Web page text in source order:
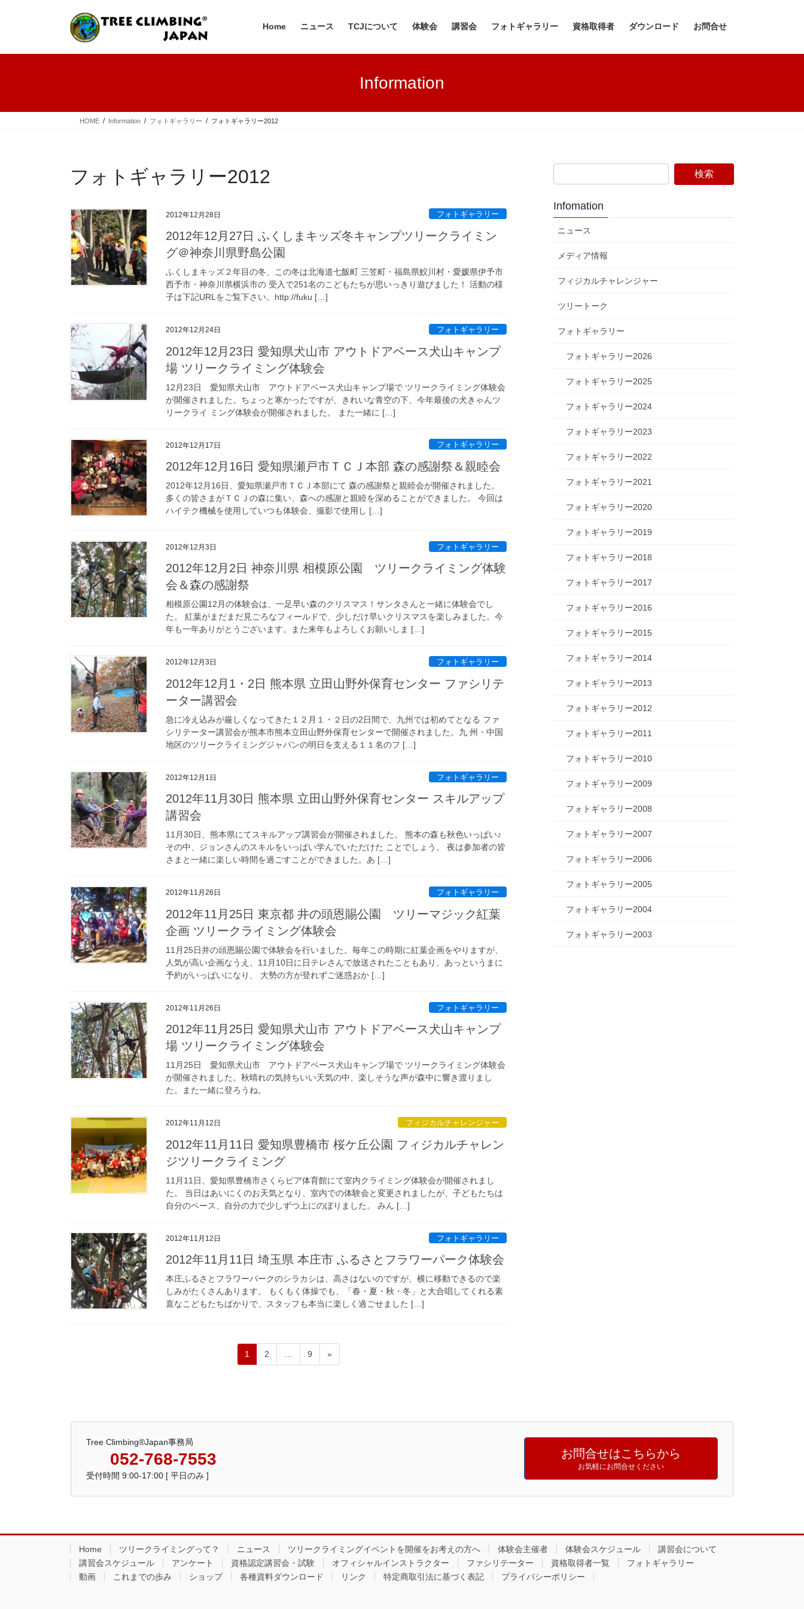
ツ
シ
Home ニュース TCJについて 体験会 講習会 フォトギャラリー 資格取得者 ダウンロード お問合せ
Information
HOME Information フォトギャラリー フォトギャラリー2012
フォトギャラリー2012
2012年12月28日 フォトギャラリー
2012年12月27日 ふくしまキッズ冬キャンプツリークライミン
グ＠神奈川県野島公園
ふくしまキッズ２年目の冬、この冬は北海道七飯町 三笠町・福島県鮫川村・愛媛県伊予市
西予市・神奈川県横浜市の 受入で251名のこどもたちが思いっきり遊びました！ 活動の様
子は下記URLをご覧下さい。http://fuku […]
2012年12月24日 フォトギャラリー
2012年12月23日 愛知県犬山市 アウトドアベース犬山キャンプ
場 ツリークライミング体験会
12月23日 愛知県犬山市 アウトドアベース犬山キャンプ場で ツリークライミング体験会
が開催されました。ちょっと寒かったですが、きれいな青空の下、今年最後の犬きゃんツ
リークライ ミング体験会が開催されました。 また一緒に […]
2012年12月17日 フォトギャラリー
2012年12月16日 愛知県瀬戸市ＴＣＪ本部 森の感謝祭＆親睦会
2012年12月16日、愛知県瀬戸市ＴＣＪ本部にて 森の感謝祭と親睦会が開催されました。
多くの皆さまがＴＣＪの森に集い、森への感謝と親睦を深めることができました。 今回は
ハイテク機械を使用していつも体験会、撮影で使用し […]
2012年12月3日 フォトギャラリー
2012年12月2日 神奈川県 相模原公園 ツリークライミング体験
会＆森の感謝祭
相模原公園12月の体験会は、一足早い森のクリスマス！サンタさんと一緒に体験会でし
た。 紅葉がまだまだ見ごろなフィールドで、少しだけ早いクリスマスを楽しみました。今
年も一年ありがとうございます。また来年もよろしくお願いしま […]
2012年12月3日 フォトギャラリー
2012年12月1・2日 熊本県 立田山野外保育センター ファシリテ
ーター講習会
急に冷え込みが厳しくなってきた１２月１・２日の2日間で、九州では初めてとなる ファ
シリテーター講習会が熊本市熊本立田山野外保育センターで開催されました。九 州・中国
地区のツリークライミングジャパンの明日を支える１１名のフ […]
2012年12月1日 フォトギャラリー
2012年11月30日 熊本県 立田山野外保育センター スキルアップ
講習会
11月30日、熊本県にてスキルアップ講習会が開催されました。 熊本の森も秋色いっぱい♪
その中、ジョンさんのスキルをいっぱい学んでいただけた ことでしょう。 夜は参加者の皆
さまと一緒に楽しい時間を過ごすことができました。あ […]
2012年11月26日 フォトギャラリー
2012年11月25日 東京都 井の頭恩賜公園 ツリーマジック紅葉
企画 ツリークライミング体験会
11月25日井の頭恩賜公園で体験会を行いました。毎年この時期に紅葉企画をやりますが、
人気が高い企画なうえ、11月10日に日テレさんで放送されたこともあり、あっというまに
予約がいっぱいになり、 大勢の方が登れずご迷惑おか […]
2012年11月26日 フォトギャラリー
2012年11月25日 愛知県犬山市 アウトドアベース犬山キャンプ
場 ツリークライミング体験会
11月25日 愛知県犬山市 アウトドアベース犬山キャンプ場で ツリークライミング体験会
が開催されました。秋晴れの気持ちいい天気の中、楽しそうな声が森中に響き渡りまし
た。また一緒に登ろうね。
2012年11月12日 フィジカルチャレンジャー
2012年11月11日 愛知県豊橋市 桜ケ丘公園 フィジカルチャレン
ジツリークライミング
11月11日、愛知県豊橋市さくらピア体育館にて室内クライミング体験会が開催されまし
た。 当日はあいにくのお天気となり、室内での体験会と変更されましたが、子どもたちは
自分のペース、自分の力で少しずつ上にのぼりました。 みん […]
2012年11月12日 フォトギャラリー
2012年11月11日 埼玉県 本庄市 ふるさとフラワーパーク体験会
本庄ふるさとフラワーパークのシラカシは、高さはないのですが、横に移動できるので楽
しみがたくさんあります。 もくもく体操でも、「春・夏・秋・冬」と大合唱してくれる素
直なこどもたちばかりで、スタッフも本当に楽しく過ごせました […]
固
定
1
固
定
2
固
定
9 »
Infomation
ニュース
メディア情報
フィジカルチャレンジャー
ツリートーク
フォトギャラリー
フォトギャラリー2026
フォトギャラリー2025
フォトギャラリー2024
フォトギャラリー2023
フォトギャラリー2022
フォトギャラリー2021
フォトギャラリー2020
フォトギャラリー2019
フォトギャラリー2018
フォトギャラリー2017
フォトギャラリー2016
フォトギャラリー2015
フォトギャラリー2014
フォトギャラリー2013
フォトギャラリー2012
フォトギャラリー2011
フォトギャラリー2010
フォトギャラリー2009
フォトギャラリー2008
フォトギャラリー2007
フォトギャラリー2006
フォトギャラリー2005
フォトギャラリー2004
フォトギャラリー2003
Tree Climbing®Japan事務局
052-768-7553
受付時間 9:00-17:00 [ 平日のみ ]
お問合せはこちらから
お気軽にお問合せください
Home ツリークライミングって？ ニュース ツリークライミングイベントを開催をお考えの方へ 体験会主催者 体験会スケジュール
講習会について
講習会スケジュール
アンケート 資格認定講習会・試験 オフィシャルインストラクター ファシリテーター 資格取得者一覧
フォトギャラリー
動画
これまでの歩み ショップ 各種資料ダウンロード リンク 特定商取引法に基づく表記 プライバシーポリシー